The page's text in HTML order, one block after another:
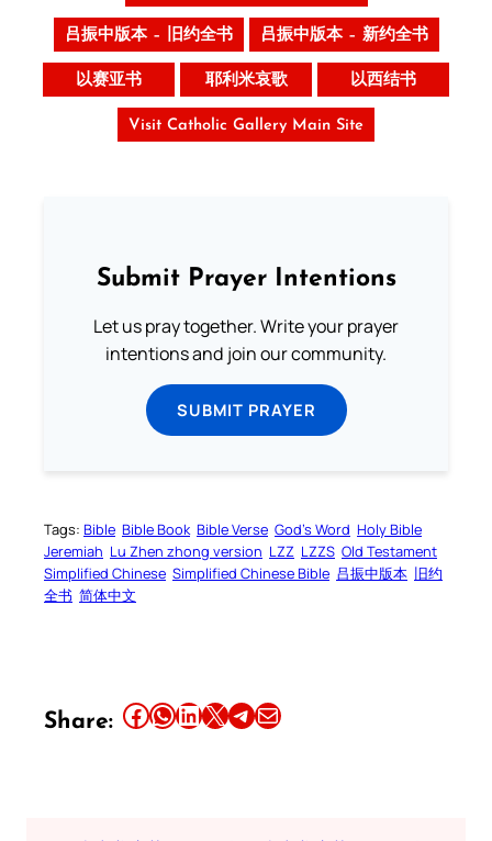
吕振中版本 – 旧约全书 吕振中版本 – 新约全书
以赛亚书 耶利米哀歌 以西结书
Visit Catholic Gallery Main Site
Submit Prayer Intentions
Let us pray together. Write your prayer
intentions and join our community.
SUBMIT PRAYER
Tags: Bible Bible Book Bible Verse God’s Word Holy Bible
Jeremiah Lu Zhen zhong version LZZ LZZS Old Testament
Simplified Chinese Simplified Chinese Bible 吕振中版本 旧约
全书 简体中文
Share: Share this article on Facebook Share this article on WhatsApp Share this article on LinkedIn Share this article on X Share this article on TelegramEmail this Article